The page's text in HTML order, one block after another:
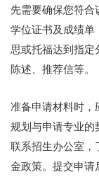
先需要确保您符合
学位证书及成绩单
思或托福达到指定
陈述、推荐信等。
准备申请材料时，
规划与申请专业的
联系招生办公室，
金政策。提交申请